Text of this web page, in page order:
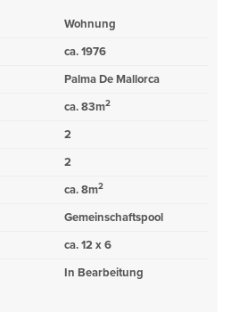
Wohnung
ca. 1976
Palma De Mallorca
ca. 83m2
2
2
ca. 8m2
Gemeinschaftspool
ca. 12 x 6
In Bearbeitung